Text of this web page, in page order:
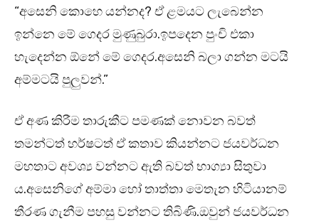
“අසෙනි කොහෙ යන්නද? ඒ ළමයට ලැබෙන්න
ඉන්නෙ මේ ගෙදර මුණුබුරා.ඉපදෙන පුංචි එකා
හැදෙන්න ඕනේ මේ ගෙදර.අසෙනි බලා ගන්න මටයි
අම්මටයි පුලුවන්.”
ඒ අණ කිරීම තාරුකීට පමණක් නොවන බවත්
තමන්ටත් හර්ෂටත් ඒ කතාව කියන්නට ජයවර්ධන
මහතාට අවශ්‍ය වන්නට ඇති බවත් භාග්‍යා සිතුවා
ය.අසෙනිගේ අම්මා හෝ තාත්තා මෙතැන හිටියානම්
තීරණ ගැනීම පහසු වන්නට තිබිණි.ඔවුන් ජයවර්ධන